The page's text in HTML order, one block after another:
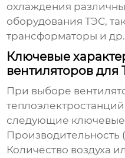
охлаждения
оборудования ТЭС,
трансформаторы и др.
Ключевые
вентиляторов для
При выборе
теплоэлектростанций
следующие ключевые
Производительность
Количество воздуха